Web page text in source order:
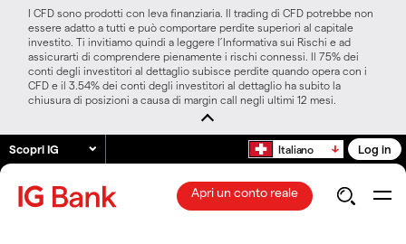
I CFD sono prodotti con leva finanziaria. Il trading di CFD potrebbe non
essere adatto a tutti e può comportare perdite superiori al capitale
investito. Ti invitiamo quindi a leggere l’Informativa sui Rischi e ad
assicurarti di comprendere pienamente i rischi connessi. Il 75% dei
conti degli investitori al dettaglio subisce perdite quando opera con i
CFD e il 3.54% dei conti degli investitori al dettaglio ha subito la
chiusura di posizioni a causa di margin call negli ultimi 12 mesi.
Scopri IG Italiano Log in
Apri un conto reale